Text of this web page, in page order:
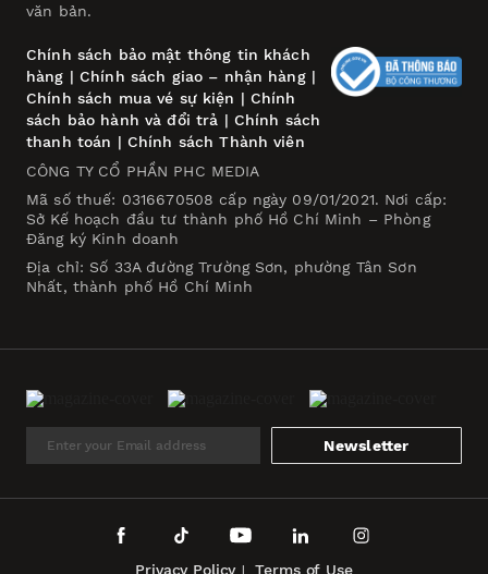
văn bản.
Chính sách bảo mật thông tin khách
hàng | Chính sách giao – nhận hàng|
Chính sách mua vé sự kiện | Chính
sách bảo hành và đổi trả | Chính sách
thanh toán | Chính sách Thành viên
CÔNG TY CỔ PHẦN PHC MEDIA
Mã số thuế: 0316670508 cấp ngày 09/01/2021. Nơi cấp:
Sở Kế hoạch đầu tư thành phố Hồ Chí Minh – Phòng
Đăng ký Kinh doanh
Địa chỉ: Số 33A đường Trường Sơn, phường Tân Sơn
Nhất, thành phố Hồ Chí Minh
Newsletter
Privacy Policy Terms of Use